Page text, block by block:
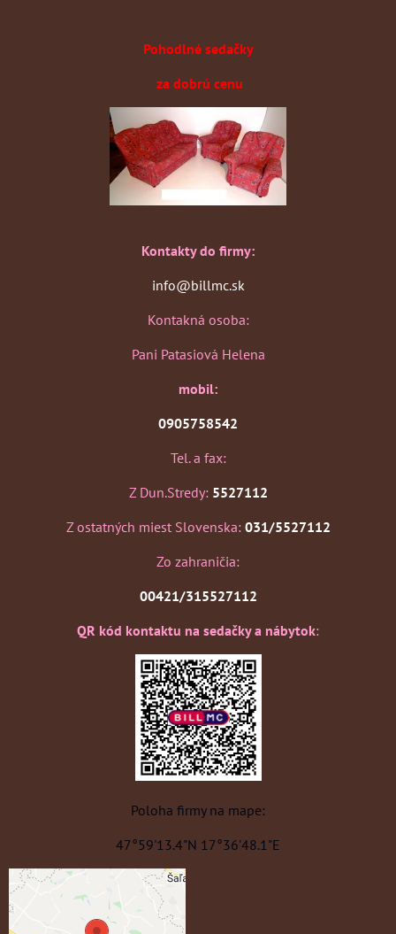
Pohodlné sedačky
za dobrú cenu
Kontakty do firmy:
info@billmc.sk
Kontakná osoba:
Pani Patasiová Helena
mobil:
0905758542
Tel. a fax:
Z Dun.Stredy: 5527112
Z ostatných miest Slovenska: 031/5527112
Zo zahraničia:
00421/315527112
QR kód kontaktu na sedačky a nábytok:
Poloha firmy na mape:
47°59'13.4"N 17°36'48.1"E